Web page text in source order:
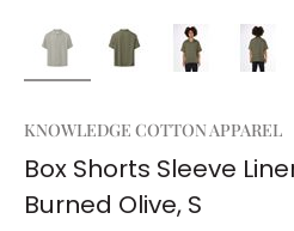
KNOWLEDGE COTTON APPAREL
Box Shorts Sleeve
Burned Olive, S